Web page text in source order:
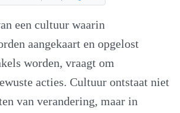
een cultuur waarin
aangekaart en opgelost
worden, vraagt om
acties. Cultuur ontstaat niet
van verandering, maar in